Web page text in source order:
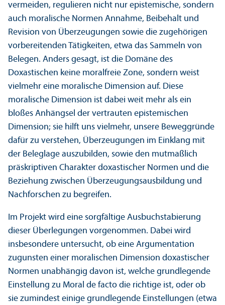
vermeiden, regulieren nicht nur epistemische, sondern
auch moralische Normen Annahme, Beibehalt und
Revision von Über­zeugungen sowie die zugehörigen
vorbereitenden Tätigkeiten, etwa das Sammeln von
Belegen. Anders gesagt, ist die Domäne des
Doxastischen keine moralfreie Zone, sondern weist
vielmehr eine moralische Dimension auf. Diese
moralische Dimension ist dabei weit mehr als ein
bloßes Anhängsel der vertrauten epistemischen
Dimension; sie hilft uns vielmehr, unsere Beweggründe
dafür zu verstehen, Über­zeugungen im Einklang mit
der Beleglage auszubilden, sowie den mutmaßlich
präskriptiven Charakter doxastischer Normen und die
Beziehung zwischen Über­zeugungs­ausbildung und
Nachforschen zu begreifen.
Im Projekt wird eine sorgfältige Ausbuchstabierung
dieser Über­legungen vorgenommen. Dabei wird
insbesondere unter­sucht, ob eine Argumentation
zugunsten einer moralischen Dimension doxastischer
Normen unabhängig davon ist, welche grundlegende
Einstellung zu Moral de facto die richtige ist, oder ob
sie zumindest einige grundlegende Einstellungen (etwa